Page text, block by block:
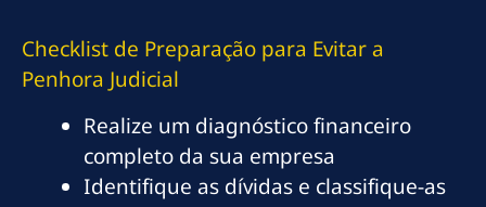
Checklist de Preparação para Evitar a
Penhora Judicial
Realize um diagnóstico financeiro
completo da sua empresa
Identifique as dívidas e classifique-as